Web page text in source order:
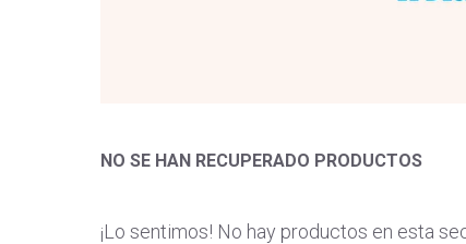
NO SE HAN RECUPERADO PRODUCTOS
¡Lo sentimos! No hay productos en esta